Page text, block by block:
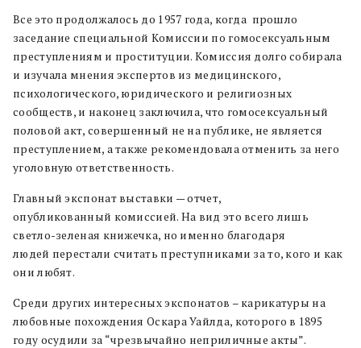
Все это продолжалось до 1957 года, когда прошло
заседание специальной Комиссии по гомосексуальным
преступлениям и проституции. Комиссия долго собирала
и изучала мнения экспертов из медицинского,
психологического, юридического и религиозных
сообществ, и наконец заключила, что гомосексуальный
половой акт, совершенный не на публике, не является
преступлением, а также рекомендовала отменить за него
уголовную ответственность.
Главный экспонат выставки — отчет,
опубликованный комиссией. На вид это всего лишь
светло-зеленая книжечка, но именно благодаря
людей перестали считать преступниками за то, кого и как
они любят.
Среди других интересных экспонатов – карикатуры на
любовные похождения Оскара Уайлда, которого в 1895
году осудили за “чрезвычайно неприличные акты”.